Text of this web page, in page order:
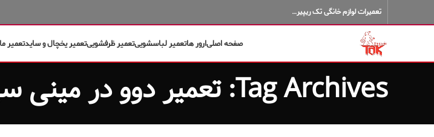
تعمیرات لوازم خانگی تک ریپیر…
صفحه اصلیارور هاتعمیر لباسشوییتعمیر ظرفشوییتعمیر یخچال و سایدتعمیر
Tag Archives: تعمیر دوو در مینی سیتی